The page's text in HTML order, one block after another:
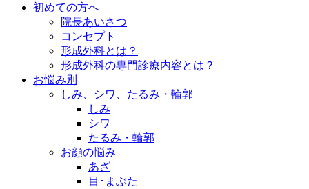
初めての方へ
院長あいさつ
コンセプト
形成外科とは？
形成外科の専門診療内容とは？
お悩み別
しみ、シワ、たるみ・輪郭
しみ
シワ
たるみ・輪郭
お顔の悩み
あざ
目･まぶた